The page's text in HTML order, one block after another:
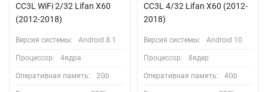
CC3L WiFi 2/32 Lifan X60
(2012-2018)
Версия системы: Android 8.1
Процессор: 4ядра
Оперативная память: 2Gb
CC3L 4/32 Lifan X60 (2012-
2018)
Версия системы: Android 10
Процессор: 8ядер
Оперативная память: 4Gb